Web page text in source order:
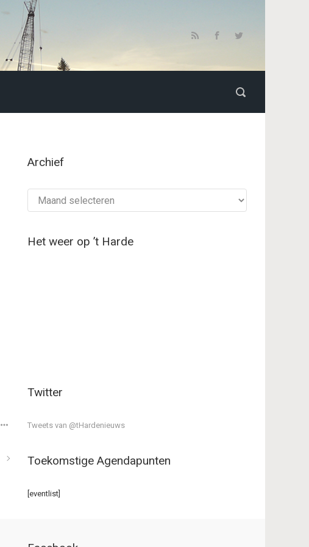
Archief
Het weer op ’t Harde
Twitter
Tweets van @tHardenieuws
Toekomstige Agendapunten
[eventlist]